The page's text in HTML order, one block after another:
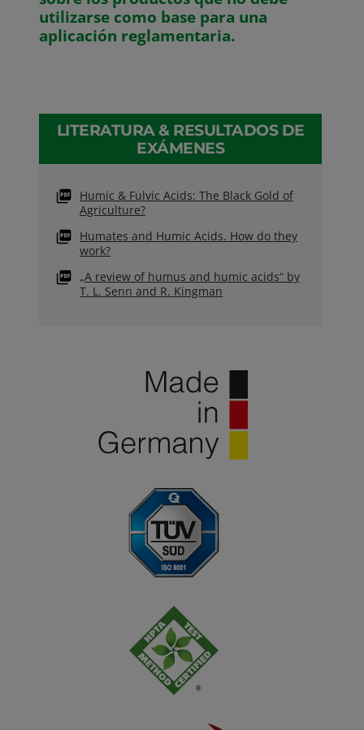
utilizarse como base para una
aplicación reglamentaria.
LITERATURA & RESULTADOS DE
EXÁMENES
Humic & Fulvic Acids: The Black Gold of
Agriculture?
Humates and Humic Acids. How do they
work?
„A review of humus and humic acids“ by
T. L. Senn and R. Kingman